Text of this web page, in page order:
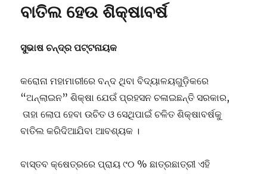
ବାତିଲ ହେଉ ଶିକ୍ଷାବର୍ଷ
ସୁଭାଷ ଚନ୍ଦ୍ର ପଟ୍ଟନାୟକ
କରୋନା ମହାମାରୀରେ ବନ୍ଦ ଥିବା ବିଦ୍ୟାଳୟଗୁଡ଼ିକରେ
“ଅନ୍ଲାଇନ” ଶିକ୍ଷା ଯେଉଁ ପ୍ରହସନ ଚଳାଇଛନ୍ତି ସରକାର,
ତାହା ଲୋପ ହେବା ଉଚିତ ଓ ସେଥିପାଇଁ ଚଳିତ ଶିକ୍ଷାବର୍ଷକୁ
ବାତିଲ କରିଦିଆଯିବା ଆବଶ୍ୟକ ।
ବାସ୍ତବ କ୍ଷେତ୍ରରେ ପ୍ରାୟ ୯୦ % ଛାତ୍ରଛାତ୍ରୀ ଏହି